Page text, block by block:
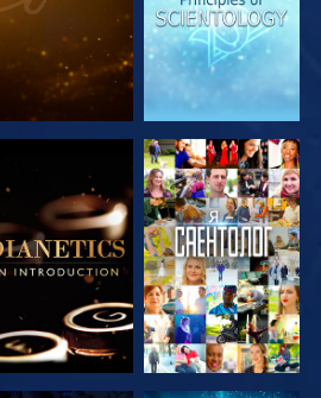
СМОТРЕТЬ
ПЕРЕДАЧИ
СМОТРЕТЬ